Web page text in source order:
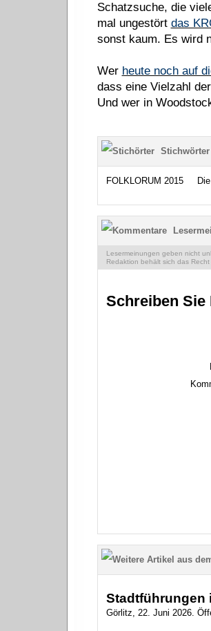
Schatzsuche, die
mal ungestört das
sonst kaum. Es wird
Wer heute noch auf
dass eine Vielzahl
Und wer in
Stichwörter
FOLKLORUM 2015
Lesermeinungen geben nicht
Redaktion behält sich das
Schreiben Sie
Stadtführungen
Görlitz, 22. Juni 2026.